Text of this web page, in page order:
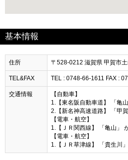
基本情報
住所 〒528-0212 滋賀県 甲賀市
TEL&FAX TEL : 0748-66-1611 FAX :
交通情報
【自動車】
1.【東名阪自動車道】 「亀
2.【新名神高速道路】 「甲
【電車・航空】
1.【ＪＲ関西線】 「亀山」
【電車・航空】
1.【ＪＲ草津線】 「貴生川